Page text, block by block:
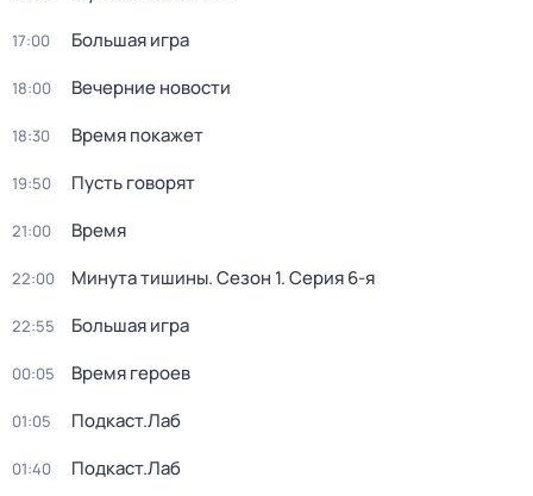
17:00 Большая игра
18:00 Вечерние новости
18:30 Время покажет
19:50 Пусть говорят
21:00 Время
22:00 Минута тишины. Сезон 1. Серия 6-я
22:55 Большая игра
00:05 Время героев
01:05 Подкаст.Лаб
01:40 Подкаст.Лаб